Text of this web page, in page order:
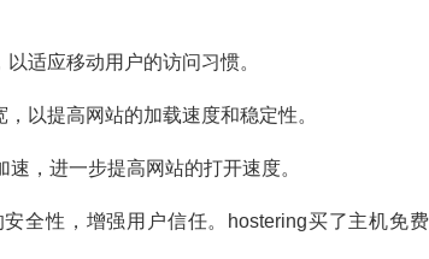
适应移动用户的访问习惯。
以提高网站的加载速度和稳定性。
，进一步提高网站的打开速度。
全性，增强用户信任。hostering买了主机免